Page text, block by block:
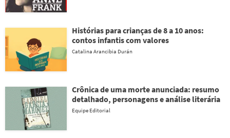
Histórias para crianças de 8 a 10 anos:
contos infantis com valores
Catalina Arancibia Durán
Crônica de uma morte anunciada: resumo
detalhado, personagens e análise literária
Equipe Editorial